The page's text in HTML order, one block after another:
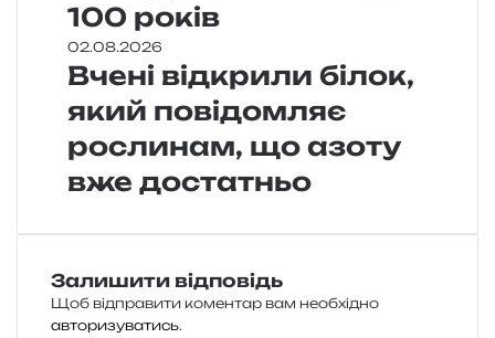
100 років
02.08.2026
Вчені відкрили білок,
який повідомляє
рослинам, що азоту
вже достатньо
Залишити відповідь
Щоб відправити коментар вам необхідно
авторизуватись.